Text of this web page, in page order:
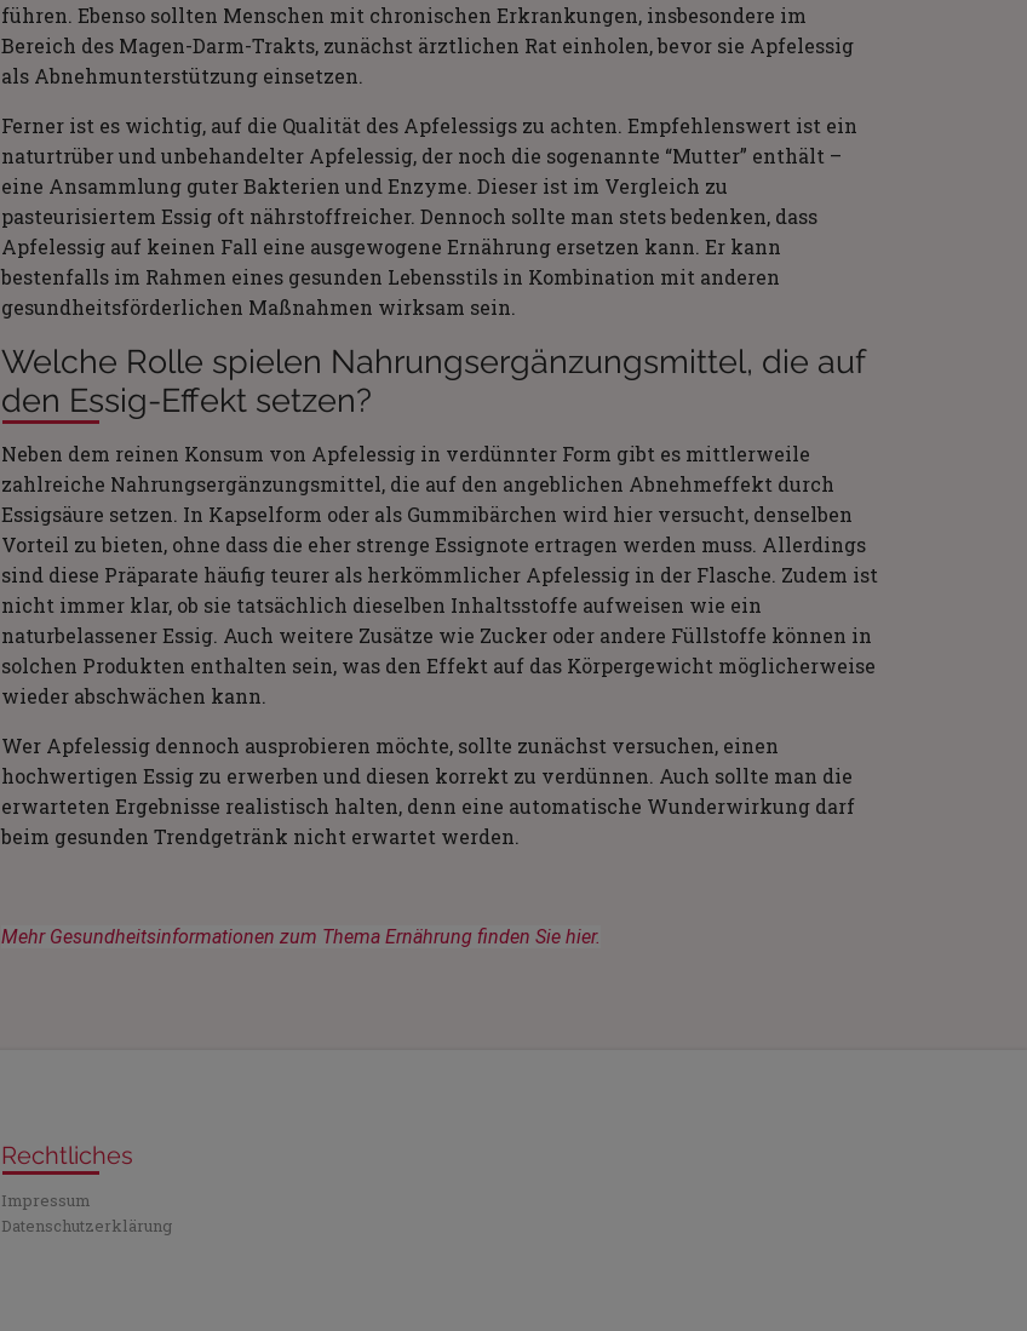
führen. Ebenso sollten Menschen mit chronischen Erkrankungen, insbesondere im
Bereich des Magen-Darm-Trakts, zunächst ärztlichen Rat einholen, bevor sie Apfelessig
als Abnehmunterstützung einsetzen.
Ferner ist es wichtig, auf die Qualität des Apfelessigs zu achten. Empfehlenswert ist ein
naturtrüber und unbehandelter Apfelessig, der noch die sogenannte “Mutter” enthält –
eine Ansammlung guter Bakterien und Enzyme. Dieser ist im Vergleich zu
pasteurisiertem Essig oft nährstoffreicher. Dennoch sollte man stets bedenken, dass
Apfelessig auf keinen Fall eine ausgewogene Ernährung ersetzen kann. Er kann
bestenfalls im Rahmen eines gesunden Lebensstils in Kombination mit anderen
gesundheitsförderlichen Maßnahmen wirksam sein.
Welche Rolle spielen Nahrungsergänzungsmittel, die auf
den Essig-Effekt setzen?
Neben dem reinen Konsum von Apfelessig in verdünnter Form gibt es mittlerweile
zahlreiche Nahrungsergänzungsmittel, die auf den angeblichen Abnehmeffekt durch
Essigsäure setzen. In Kapselform oder als Gummibärchen wird hier versucht, denselben
Vorteil zu bieten, ohne dass die eher strenge Essignote ertragen werden muss. Allerdings
sind diese Präparate häufig teurer als herkömmlicher Apfelessig in der Flasche. Zudem ist
nicht immer klar, ob sie tatsächlich dieselben Inhaltsstoffe aufweisen wie ein
naturbelassener Essig. Auch weitere Zusätze wie Zucker oder andere Füllstoffe können in
solchen Produkten enthalten sein, was den Effekt auf das Körpergewicht möglicherweise
wieder abschwächen kann.
Wer Apfelessig dennoch ausprobieren möchte, sollte zunächst versuchen, einen
hochwertigen Essig zu erwerben und diesen korrekt zu verdünnen. Auch sollte man die
erwarteten Ergebnisse realistisch halten, denn eine automatische Wunderwirkung darf
beim gesunden Trendgetränk nicht erwartet werden.
Mehr Gesundheitsinformationen zum Thema Ernährung finden Sie hier.
Rechtliches
Impressum
Datenschutzerklärung